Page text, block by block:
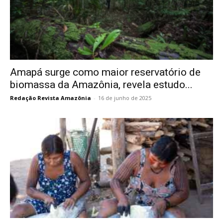
Amapá surge como maior reservatório de
biomassa da Amazônia, revela estudo...
Redação Revista Amazônia - 16 de junho de 2025